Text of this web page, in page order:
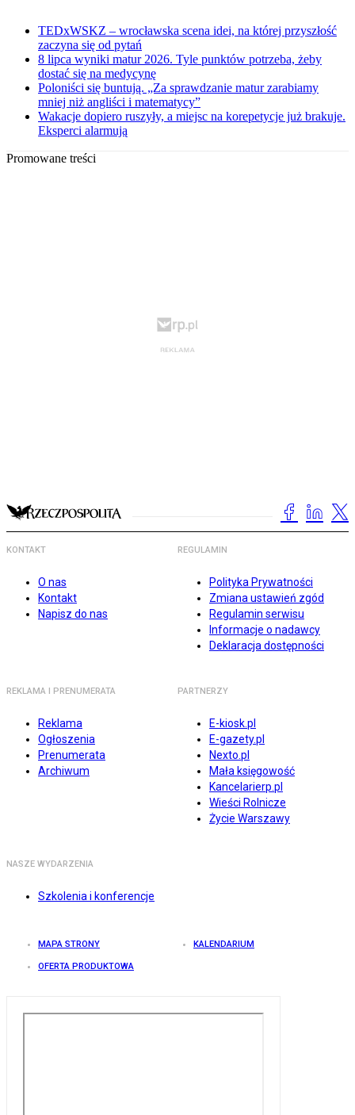
TEDxWSKZ – wrocławska scena idei, na której przyszłość
zaczyna się od pytań
8 lipca wyniki matur 2026. Tyle punktów potrzeba, żeby
dostać się na medycynę
Poloniści się buntują. „Za sprawdzanie matur zarabiamy
mniej niż angliści i matematycy”
Wakacje dopiero ruszyły, a miejsc na korepetycje już brakuje.
Eksperci alarmują
Promowane treści
KONTAKT
O nas
Kontakt
Napisz do nas
REGULAMIN
Polityka Prywatności
Zmiana ustawień zgód
Regulamin serwisu
Informacje o nadawcy
Deklaracja dostępności
REKLAMA I PRENUMERATA
Reklama
Ogłoszenia
Prenumerata
Archiwum
PARTNERZY
E-kiosk.pl
E-gazety.pl
Nexto.pl
Mała księgowość
Kancelarierp.pl
Wieści Rolnicze
Życie Warszawy
NASZE WYDARZENIA
Szkolenia i konferencje
MAPA STRONY KALENDARIUM
OFERTA PRODUKTOWA